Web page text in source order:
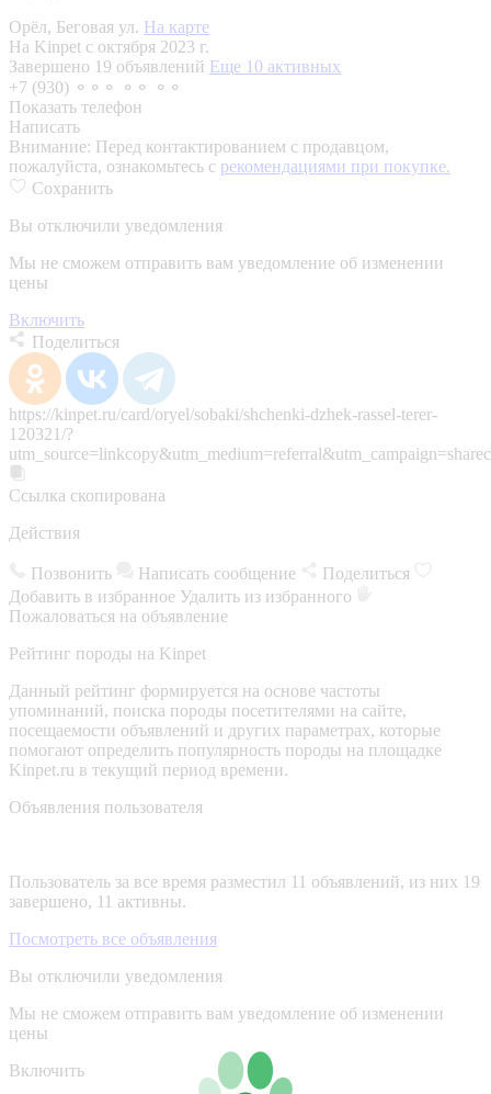
Орёл, Беговая ул. На карте
На Kinpet c октября 2023 г.
Завершено 19 объявлений Еще 10 активных
+7 (930) ⚬⚬⚬ ⚬⚬ ⚬⚬
Показать телефон
Написать
Внимание: Перед контактированием с продавцом,
пожалуйста, ознакомьтесь с рекомендациями при покупке.
Сохранить
Вы отключили уведомления
Мы не сможем отправить вам уведомление об изменении
цены
Включить
Поделиться
https://kinpet.ru/card/oryel/sobaki/shchenki-dzhek-rassel-terer-
120321/?
Ссылка скопирована
Действия
Позвонить Написать сообщение
Поделиться
Добавить в избранное Удалить из избранного
Пожаловаться на объявление
Рейтинг породы на Kinpet
Данный рейтинг формируется на основе частоты
упоминаний, поиска породы посетителями на сайте,
посещаемости объявлений и других параметрах, которые
помогают определить популярность породы на площадке
Kinpet.ru в текущий период времени.
Объявления пользователя
Пользователь за все время разместил 11 объявлений, из них 19
завершено, 11 активны.
Посмотреть все объявления
Вы отключили уведомления
Мы не сможем отправить вам уведомление об изменении
цены
Включить